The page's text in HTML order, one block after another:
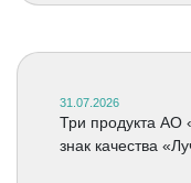
31.07.2026
Три продукта АО
знак качества